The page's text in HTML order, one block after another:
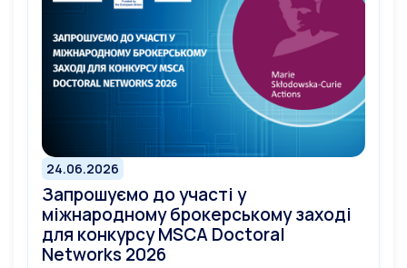
24.06.2026
Запрошуємо до участі у
міжнародному брокерському заході
для конкурсу MSCA Doctoral
Networks 2026